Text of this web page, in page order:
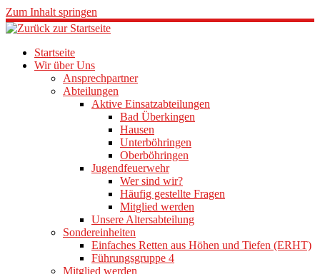
Zum Inhalt springen
Startseite
Wir über Uns
Ansprechpartner
Abteilungen
Aktive Einsatzabteilungen
Bad Überkingen
Hausen
Unterböhringen
Oberböhringen
Jugendfeuerwehr
Wer sind wir?
Häufig gestellte Fragen
Mitglied werden
Unsere Altersabteilung
Sondereinheiten
Einfaches Retten aus Höhen und Tiefen (ERHT)
Führungsgruppe 4
Mitglied werden